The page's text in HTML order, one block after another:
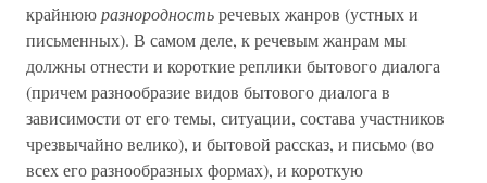
крайнююразнородностьречевых жанров (устных и
письменных). В самом деле, к речевым жанрам мы
должны отнести и короткие реплики бытового диалога
(причем разнообразие видов бытового диалога в
зависимости от его темы, ситуации, состава участников
чрезвычайно велико), и бытовой рассказ, и письмо (во
всех его разнообразных формах), и короткую